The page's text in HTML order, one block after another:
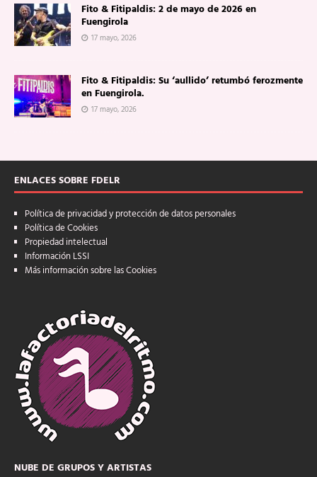
Fito & Fitipaldis: 2 de mayo de 2026 en
Fuengirola
17 mayo, 2026
Fito & Fitipaldis: Su ‘aullido’ retumbó ferozmente
en Fuengirola.
17 mayo, 2026
ENLACES SOBRE FDELR
Política de privacidad y protección de datos personales
Política de Cookies
Propiedad intelectual
Información LSSI
Más información sobre las Cookies
NUBE DE GRUPOS Y ARTISTAS